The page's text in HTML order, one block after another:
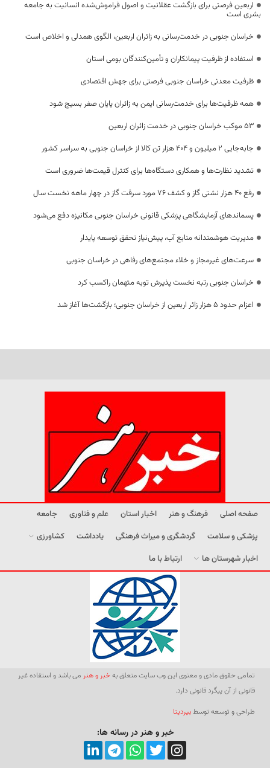
اربعین فرصتی برای بازگشت عقلانیت و اصول فراموش‌شده انسانیت به جامعه
بشری است
خراسان جنوبی در خدمت‌رسانی به زائران اربعین، الگوی همدلی و اخلاص است
استفاده از ظرفیت پیمانکاران و تأمین‌کنندگان بومی استان
ظرفیت معدنی خراسان جنوبی فرصتی برای جهش اقتصادی
همه ظرفیت‌ها برای خدمت‌رسانی ایمن به زائران پایان صفر بسیج شود
53 موکب خراسان جنوبی در خدمت زائران اربعین
جابه‌جایی 2 میلیون و 404 هزار تن کالا از خراسان جنوبی به سراسر کشور
تشدید نظارت‌ها و همکاری دستگاه‌ها برای کنترل قیمت‌ها ضروری است
رفع 40 هزار نشتی گاز و کشف 76 مورد سرقت گاز در چهار ماهه نخست سال
پسماندهای آزمایشگاهی پزشکی قانونی خراسان جنوبی مکانیزه دفع می‌شود
مدیریت هوشمندانه منابع آب، پیش‌نیاز تحقق توسعه پایدار
سرعت‌های غیرمجاز و خلاء مجتمع‌های رفاهی در خراسان جنوبی
خراسان جنوبی رتبه نخست پذیرش توبه متهمان راکسب کرد
اعزام حدود 5 هزار زائر اربعین از خراسان جنوبی؛ بازگشت‌ها آغاز شد
صفحه اصلی فرهنگ و هنر اخبار استان علم و فناوری
جامعه
پزشکی و سلامت
گردشگری و میراث فرهنگی یادداشت
کشاورزی
اخبار شهرستان ها
ارتباط با ما
تمامی حقوق مادی و معنوی این وب سایت متعلق بهخبر و هنر می باشد و استفاده غیر
قانونی از آن پیگرد قانونی دارد.
طراحی و توسعه توسطبیردیتا
خبر و هنر در رسانه ها: